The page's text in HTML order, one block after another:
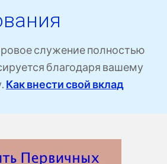
служение полностью
благодаря вашему
Как внести свой вклад